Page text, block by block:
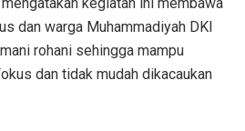
dan warga Muhammadiyah DKI
rohani sehingga mampu
dan tidak mudah dikacaukan